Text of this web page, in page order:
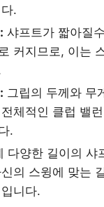
.
샤프트가 짧아질
커지므로, 이는
그립의 두께와 무
체적인 클럽 밸
.
다양한 길이의 샤
의 스윙에 맞는
니다.